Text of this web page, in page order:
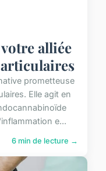
alliée
prometteuse
Elle agit en
e...
6 min de lecture →